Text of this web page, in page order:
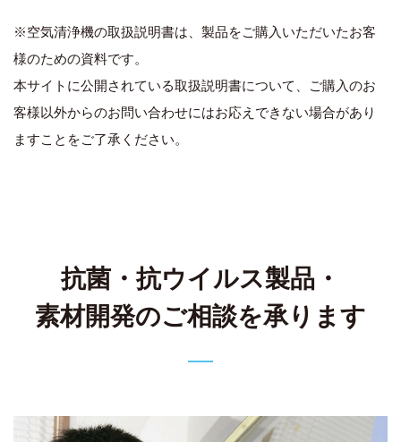
※空気清浄機の取扱説明書は、製品をご購入いただいたお客
様のための資料です。
本サイトに公開されている取扱説明書について、ご購入のお
客様以外からのお問い合わせにはお応えできない場合があり
ますことをご了承ください。
抗菌・抗ウイルス製品・
素材開発のご相談を承ります